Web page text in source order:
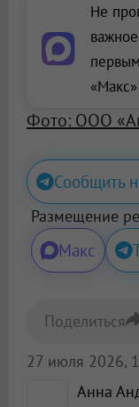
Не
«Макс»
Фото: ООО
Сообщить
Размещение
Макс
Анна
27 июля 2026,
Поделиться